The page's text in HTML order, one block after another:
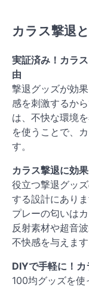
カラス撃退
実証済み！カラ
由
撃退グッズが効
感を刺激するか
は、不快な環境
を使うことで、
す。
カラス撃退に効
役立つ撃退グッ
する設計にあり
プレーの匂いは
反射素材や超音
不快感を与えます
DIYで手軽に！
100均グッズを